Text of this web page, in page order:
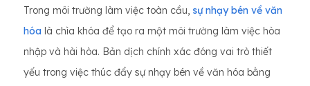
Trong môi trường làm việc toàn cầu, sự nhạy bén về văn
hóa là chìa khóa để tạo ra một môi trường làm việc hòa
nhập và hài hòa. Bản dịch chính xác đóng vai trò thiết
yếu trong việc thúc đẩy sự nhạy bén về văn hóa bằng